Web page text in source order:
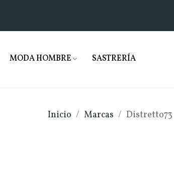
MODA HOMBRE SASTRERÍA
Inicio Marcas Distretto73